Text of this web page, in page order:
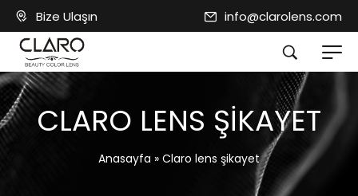
Bize Ulaşın info@clarolens.com
CLARO LENS ŞIKAYET
Anasayfa » Claro lens şikayet